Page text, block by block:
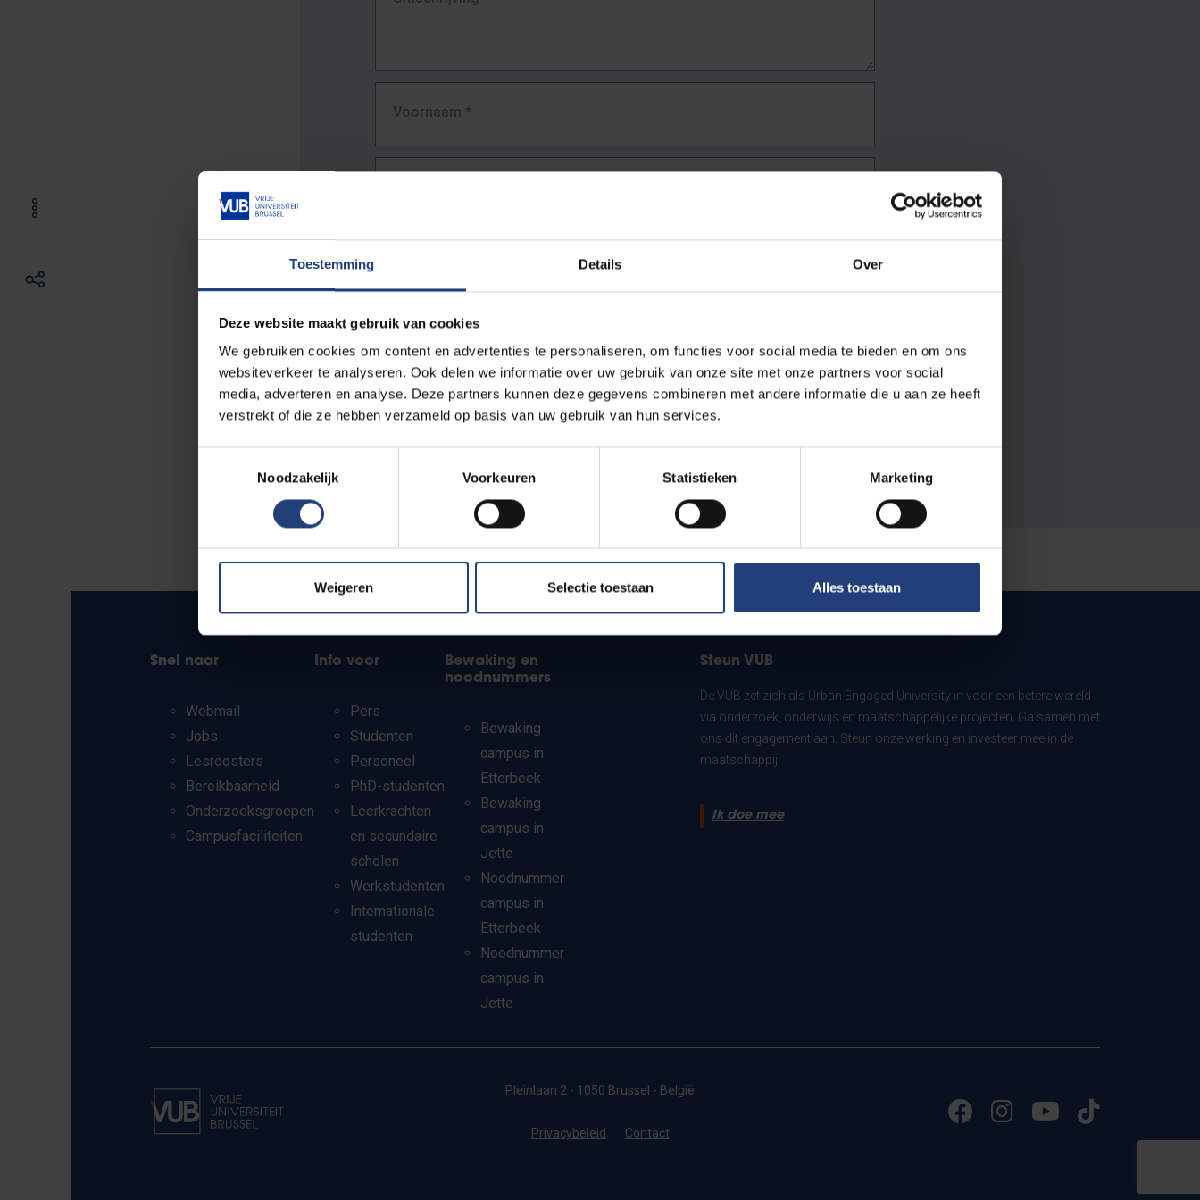
Toestemming Details Over
Deze website maakt gebruik van cookies
We gebruiken cookies om content en advertenties te personaliseren, om functies voor social media te bieden en om ons
websiteverkeer te analyseren. Ook delen we informatie over uw gebruik van onze site met onze partners voor social
media, adverteren en analyse. Deze partners kunnen deze gegevens combineren met andere informatie die u aan ze heeft
verstrekt of die ze hebben verzameld op basis van uw gebruik van hun services.
Noodzakelijk
Voorkeuren Statistieken Marketing
Weigeren Selectie toestaan Alles toestaan
Voornaam *
URL*
De volledige URL van de pagina waar je de fout zag.
Bv. https://www.vub.be/nl/studeren-aan-de-vub/alle-opleidingen
Snel naar
Webmail
Jobs
Lesroosters
Bereikbaarheid
Onderzoeksgroepen
Campusfaciliteiten
Info voor
Pers
Studenten
Personeel
PhD-studenten
Leerkrachten
en secundaire
scholen
Werkstudenten
Internationale
studenten
Bewaking en
noodnummers
Bewaking
campus in
Etterbeek
Bewaking
campus in
Jette
Noodnummer
campus in
Etterbeek
Noodnummer
campus in
Jette
Steun VUB
De VUB zet zich als Urban Engaged University in voor een betere wereld
via onderzoek, onderwijs en maatschappelijke projecten. Ga samen met
ons dit engagement aan. Steun onze werking en investeer mee in de
maatschappij.
Ik doe mee
Pleinlaan 2 - 1050 Brussel - België
Privacybeleid Contact